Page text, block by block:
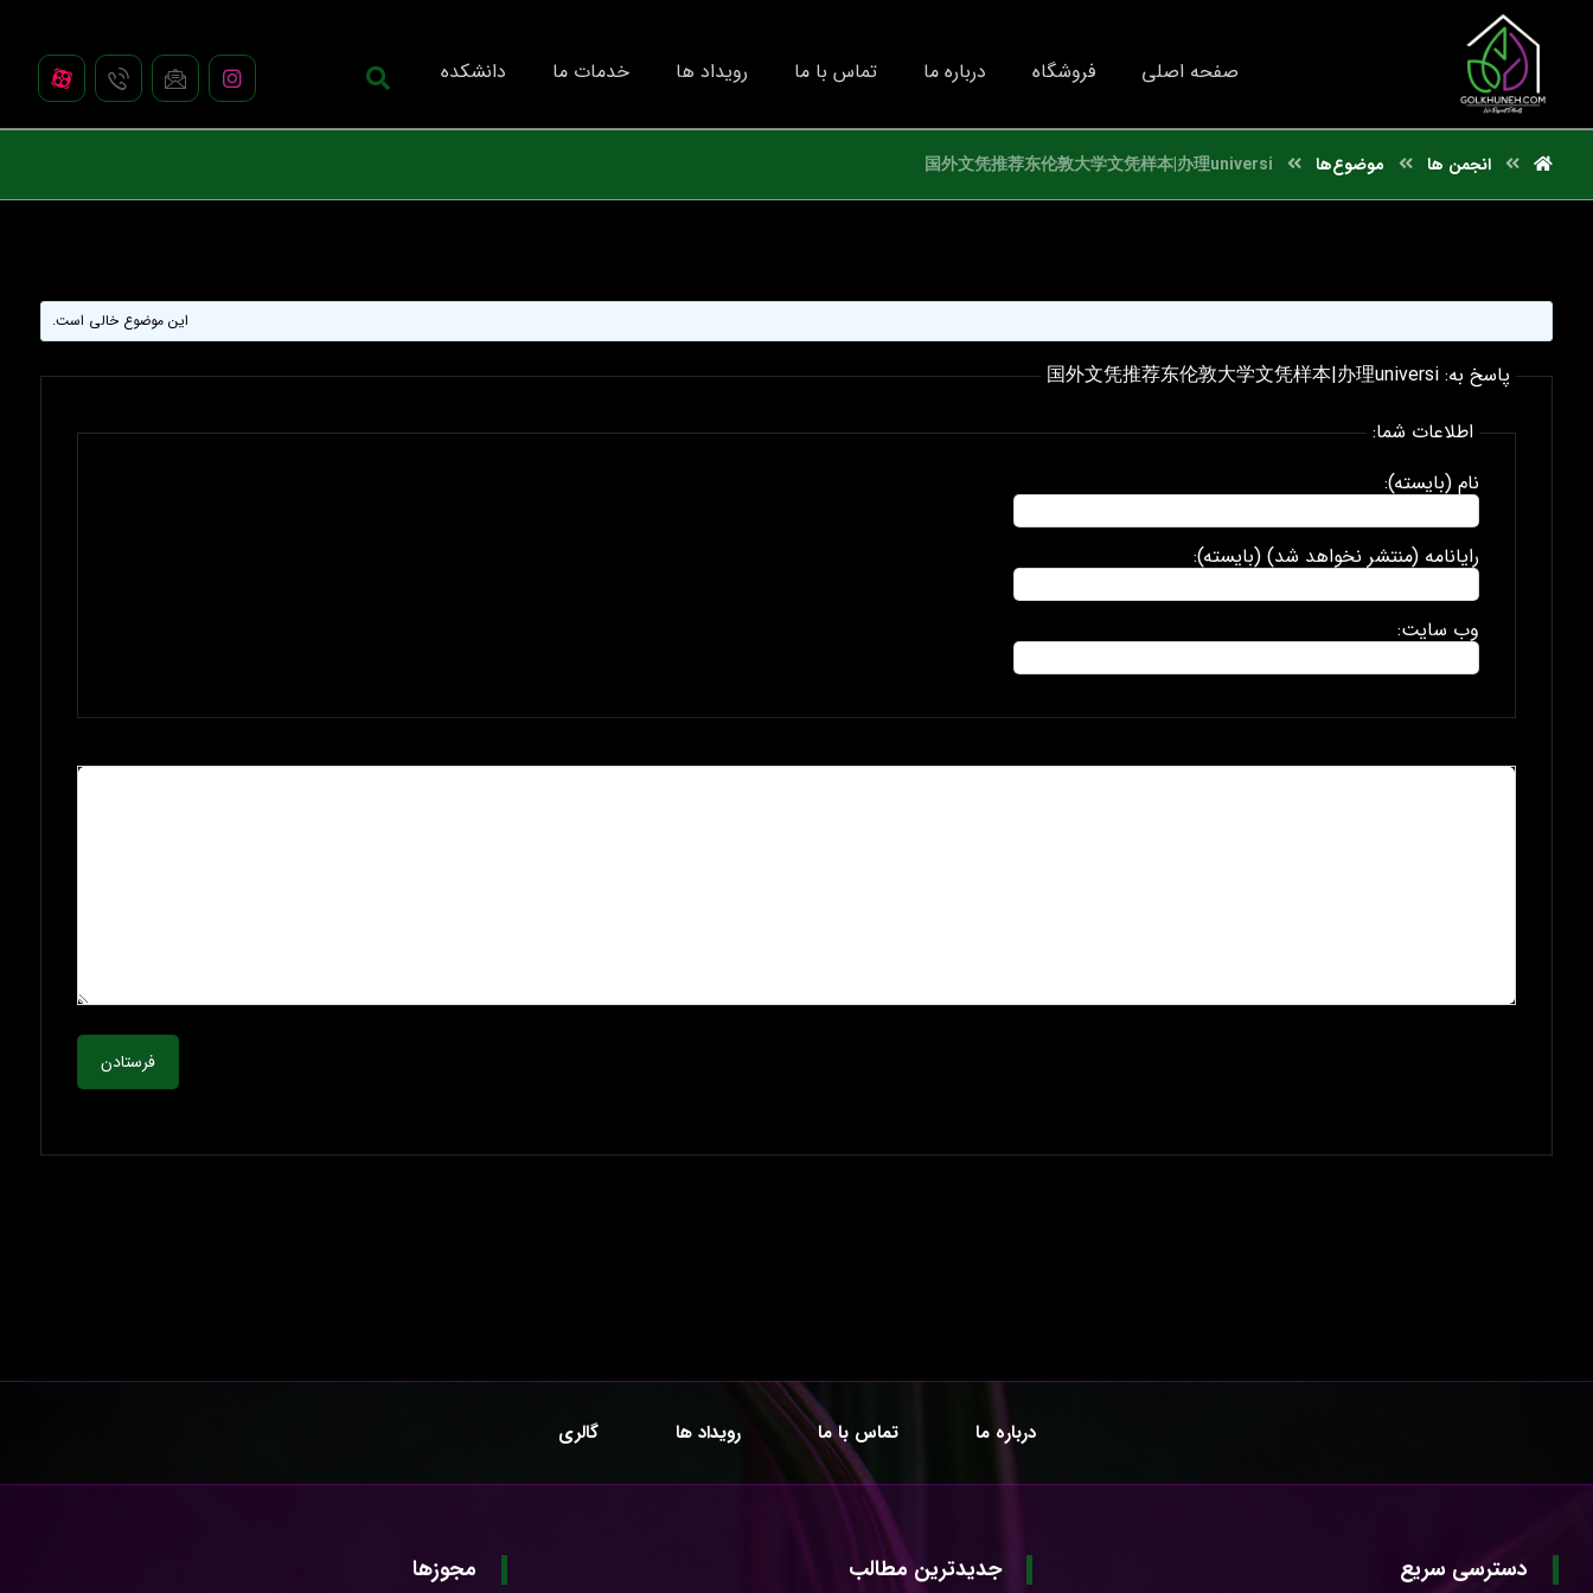
صفحه اصلی فروشگاه درباره ما تماس با ما رویداد ها خدمات ما دانشکده
انجمن ها موضوع‌ها 国外文凭推荐东伦敦大学文凭样本|办理universi
این موضوع خالی است.
پاسخ به: 国外文凭推荐东伦敦大学文凭样本|办理universi
اطلاعات شما:
نام (بایسته):
رایانامه (منتشر نخواهد شد) (بایسته):
وب سایت:
فرستادن
درباره ما تماس با ما رویداد ها گالری
دسترسی سریع جدیدترین مطالب مجوزها